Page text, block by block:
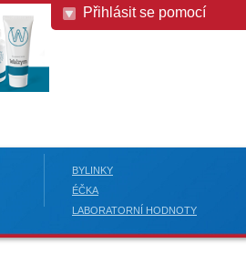
Přihlásit se pomocí
BYLINKY
ÉČKA
LABORATORNÍ HODNOTY